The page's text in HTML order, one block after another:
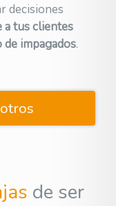
decisiones
a tus clientes
impagados.
de ser